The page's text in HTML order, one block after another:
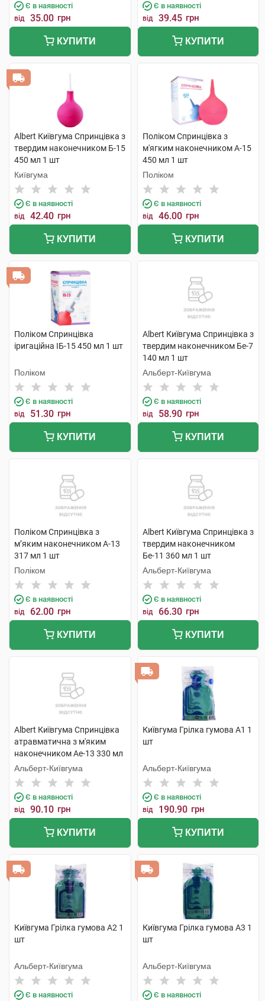
Є в наявності
від 35.00 грн
КУПИТИ
Є в наявності
від 39.45 грн
КУПИТИ
Albert Київгума Спринцівка з
твердим наконечником Б-15
450 мл 1 шт
Київгума
Є в наявності
від 42.40 грн
КУПИТИ
Поліком Спринцівка з
м'ягким наконечником А-15
450 мл 1 шт
Поліком
Є в наявності
від 46.00 грн
КУПИТИ
Поліком Спринцівка
іригаційна ІБ-15 450 мл 1 шт
Поліком
Є в наявності
від 51.30 грн
КУПИТИ
Albert Київгума Спринцівка з
твердим наконечником Бе-7
140 мл 1 шт
Альберт-Київгума
Є в наявності
від 58.90 грн
КУПИТИ
Поліком Спринцівка з
м’яким наконечником А-13
317 мл 1 шт
Поліком
Є в наявності
від 62.00 грн
КУПИТИ
Albert Київгума Спринцівка з
твердим наконечником
Бе-11 360 мл 1 шт
Альберт-Київгума
Є в наявності
від 66.30 грн
КУПИТИ
Albert Київгума Спринцівка
атравматична з м'яким
наконечником Ае-13 330 мл
1 шт
Альберт-Київгума
Є в наявності
від 90.10 грн
КУПИТИ
Київгума Грілка гумова А1 1
шт
Альберт-Київгума
Є в наявності
від 190.90 грн
КУПИТИ
Київгума Грілка гумова А2 1
шт
Альберт-Київгума
Є в наявності
Київгума Грілка гумова А3 1
шт
Альберт-Київгума
Є в наявності